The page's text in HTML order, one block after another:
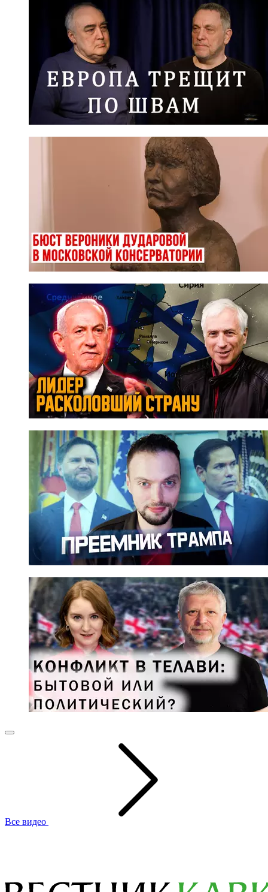
Все видео